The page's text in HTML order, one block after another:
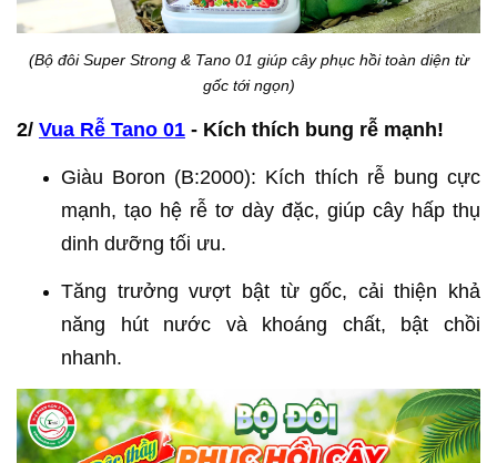
(Bộ đôi Super Strong & Tano 01 giúp cây phục hồi toàn diện từ
gốc tới ngọn)
2/ Vua Rễ Tano 01 - Kích thích bung rễ mạnh!
Giàu Boron (B:2000): Kích thích rễ bung cực
mạnh, tạo hệ rễ tơ dày đặc, giúp cây hấp thụ
dinh dưỡng tối ưu.
Tăng trưởng vượt bật từ gốc, cải thiện khả
năng hút nước và khoáng chất, bật chồi
nhanh.